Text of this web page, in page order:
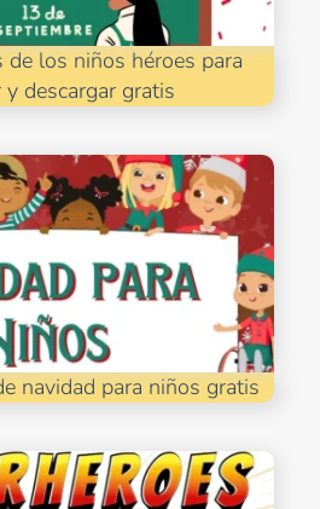
de los niños héroes para
descargar gratis
navidad para niños gratis